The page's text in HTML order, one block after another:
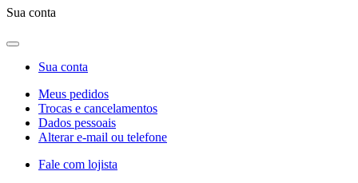
Sua conta
Sua conta
Meus pedidos
Trocas e cancelamentos
Dados pessoais
Alterar e-mail ou telefone
Fale com lojista